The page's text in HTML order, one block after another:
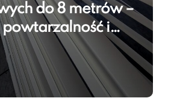
do 8 metrów –
powtarzalność i